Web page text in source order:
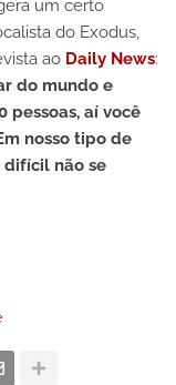
um certo
do Exodus,
ao Daily News:
do mundo e
pessoas, aí você
nosso tipo de
difícil não se